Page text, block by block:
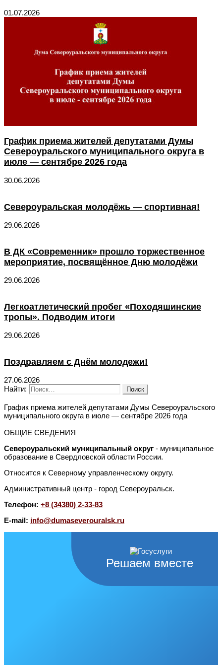
01.07.2026
График приема жителей депутатами Думы
Североуральского муниципального округа в
июле — сентябре 2026 года
30.06.2026
Североуральская молодёжь — спортивная!
29.06.2026
В ДК «Современник» прошло торжественное
мероприятие, посвящённое Дню молодёжи
29.06.2026
Легкоатлетический пробег «Походяшинские
тропы». Подводим итоги
29.06.2026
Поздравляем с Днём молодежи!
27.06.2026
Найти:
График приема жителей депутатами Думы Североуральского
муниципального округа в июле — сентябре 2026 года
ОБЩИЕ СВЕДЕНИЯ
Североуральский муниципальный округ - муниципальное
образование в Свердловской области России.
Относится к Северному управленческому округу.
Административный центр - город Североуральск.
Телефон: +8 (34380) 2-33-83
E-mail: info@dumaseverouralsk.ru
Решаем вместе